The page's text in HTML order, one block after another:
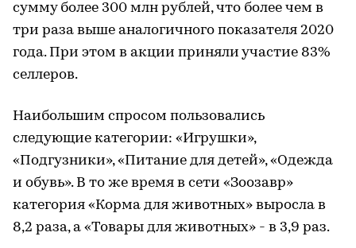
сумму более 300 млн рублей, что более чем в
три раза выше аналогичного показателя 2020
года. При этом в акции приняли участие 83%
селлеров.
Наибольшим спросом пользовались
следующие категории: «Игрушки»,
«Подгузники», «Питание для детей», «Одежда
и обувь». В то же время в сети «Зоозавр»
категория «Корма для животных» выросла в
8,2 раза, а «Товары для животных» - в 3,9 раз.